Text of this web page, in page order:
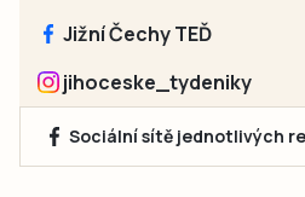
Jižní Čechy TEĎ
jihoceske_tydeniky
Sociální sítě jednotlivých